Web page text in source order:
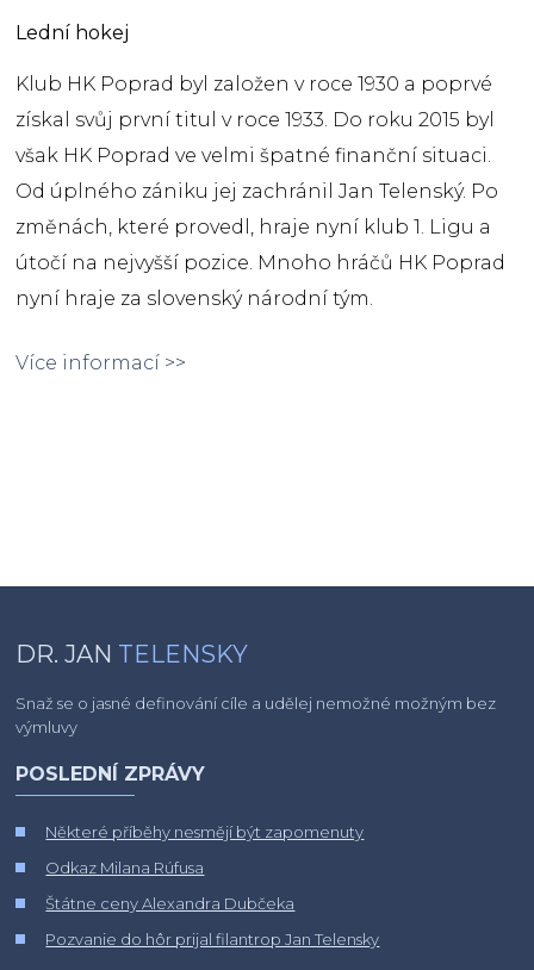
Lední hokej
Klub HK Poprad byl založen v roce 1930 a poprvé
získal svůj první titul v roce 1933. Do roku 2015 byl
však HK Poprad ve velmi špatné finanční situaci.
Od úplného zániku jej zachránil Jan Telenský. Po
změnách, které provedl, hraje nyní klub 1. Ligu a
útočí na nejvyšší pozice. Mnoho hráčů HK Poprad
nyní hraje za slovenský národní tým.
Více informací >>
DR. JAN TELENSKY
Snaž se o jasné definování cíle a udělej nemožné možným bez
výmluvy
POSLEDNÍ ZPRÁVY
Některé příběhy nesmějí být zapomenuty
Odkaz Milana Rúfusa
Štátne ceny Alexandra Dubčeka
Pozvanie do hôr prijal filantrop Jan Telensky